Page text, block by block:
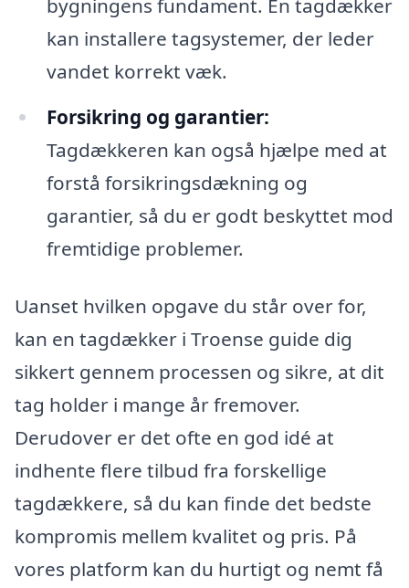
bygningens fundament. En tagdækker
kan installere tagsystemer, der leder
vandet korrekt væk.
Forsikring og garantier:
Tagdækkeren kan også hjælpe med at
forstå forsikringsdækning og
garantier, så du er godt beskyttet mod
fremtidige problemer.
Uanset hvilken opgave du står over for,
kan en tagdækker i Troense guide dig
sikkert gennem processen og sikre, at dit
tag holder i mange år fremover.
Derudover er det ofte en god idé at
indhente flere tilbud fra forskellige
tagdækkere, så du kan finde det bedste
kompromis mellem kvalitet og pris. På
vores platform kan du hurtigt og nemt få